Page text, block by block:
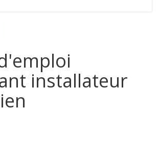
installateur